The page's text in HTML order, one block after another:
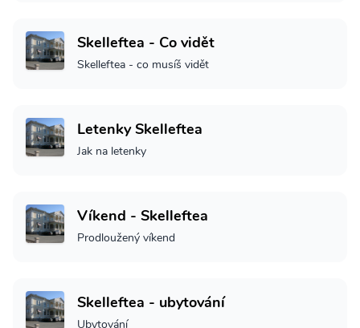
Skelleftea - Co vidět
Skelleftea - co musíš vidět
Letenky Skelleftea
Jak na letenky
Víkend - Skelleftea
Prodloužený víkend
Skelleftea - ubytování
Ubytování